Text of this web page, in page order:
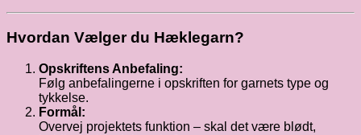
Hvordan Vælger du Hæklegarn?
Opskriftens Anbefaling:
Følg anbefalingerne i opskriften for garnets type og
tykkelse.
Formål:
Overvej projektets funktion – skal det være blødt,